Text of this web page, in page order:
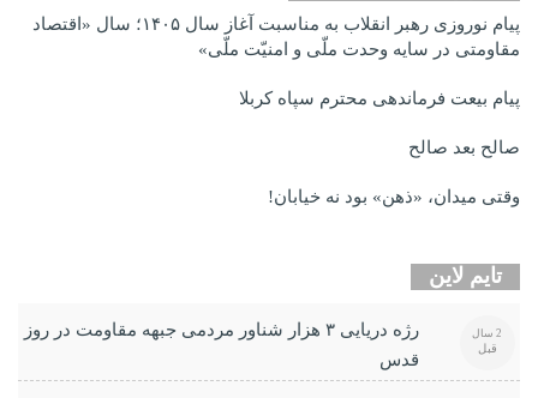
پیام نوروزی رهبر انقلاب به مناسبت آغاز سال ۱۴۰۵؛ سال «اقتصاد
مقاومتی در سایه وحدت ملّی و امنیّت ملّی»
پیام بیعت فرماندهی محترم سپاه کربلا
صالح بعد صالح
وقتی میدان، «ذهن» بود نه خیابان!
تایم لاین
رژه دریایی ۳ هزار شناور مردمی جبهه مقاومت در روز
قدس
2 سال
قبل